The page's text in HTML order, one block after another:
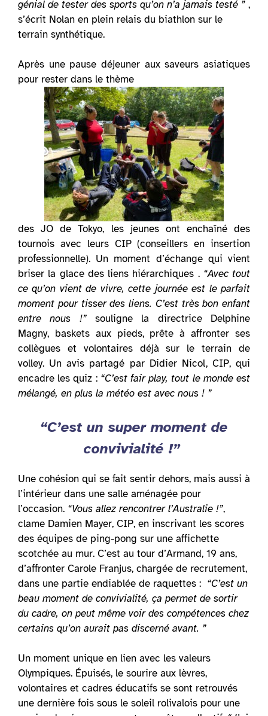
génial de tester des sports qu’on n’a jamais testé ” ,
s’écrit Nolan en plein relais du biathlon sur le
terrain synthétique.
Après une pause déjeuner aux saveurs asiatiques
pour rester dans le thème
des JO de Tokyo, les jeunes ont enchaîné des
tournois avec leurs CIP (conseillers en insertion
professionnelle). Un moment d’échange qui vient
briser la glace des liens hiérarchiques . “Avec tout
ce qu’on vient de vivre, cette journée est le parfait
moment pour tisser des liens. C’est très bon enfant
entre nous !”souligne la directrice Delphine
Magny, baskets aux pieds, prête à affronter ses
collègues et volontaires déjà sur le terrain de
volley. Un avis partagé par Didier Nicol, CIP, qui
encadre les quiz : “C’est fair play, tout le monde est
mélangé, en plus la météo est avec nous ! ”
“C’est un super moment de
convivialité !”
Une cohésion qui se fait sentir dehors, mais aussi à
l’intérieur dans une salle aménagée pour
l’occasion. “Vous allez rencontrer l’Australie !”,
clame Damien Mayer, CIP, en inscrivant les scores
des équipes de ping-pong sur une affichette
scotchée au mur. C’est au tour d’Armand, 19 ans,
d’affronter Carole Franjus, chargée de recrutement,
dans une partie endiablée de raquettes : “C’est un
beau moment de convivialité, ça permet de sortir
du cadre, on peut même voir des compétences chez
certains qu’on aurait pas discerné avant. ”
Un moment unique en lien avec les valeurs
Olympiques. Épuisés, le sourire aux lèvres,
volontaires et cadres éducatifs se sont retrouvés
une dernière fois sous le soleil rolivalois pour une